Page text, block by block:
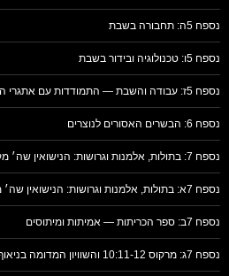
נספח 5ה: תחבורה בשבת
נספח 5ו: טכנולוגיה ובידור בשבת
נספח 5ז: עבודה והשבת — התמודדות עם אתגרי העולם האמיתי
נספח 6: הבשרים האסורים לנוצרים
נספח 7: בתולות, אלמנות וגרושות: הנישואין שה׳ מקבל
נספח 7א: בתולות, אלמנות וגרושות: הנישואין שה׳ מקבל
נספח 7ב: ספר הכריתות — אמיתות ומיתוסים
נספח 7ג: מרקוס 10:11-12 והשוויון המדומה בניאוף